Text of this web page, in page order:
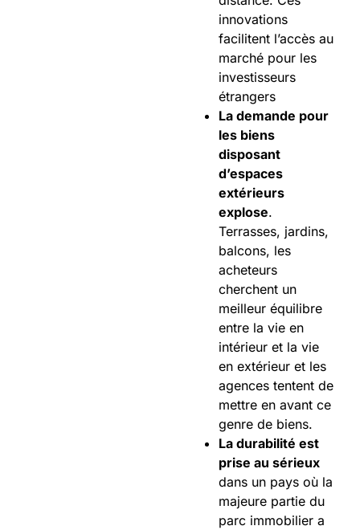
innovations
facilitent l’accès au
marché pour les
investisseurs
étrangers
La demande pour
les biens
disposant
d’espaces
extérieurs
explose.
Terrasses, jardins,
balcons, les
acheteurs
cherchent un
meilleur équilibre
entre la vie en
intérieur et la vie
en extérieur et les
agences tentent de
mettre en avant ce
genre de biens.
La durabilité est
prise au sérieux
dans un pays où la
majeure partie du
parc immobilier a